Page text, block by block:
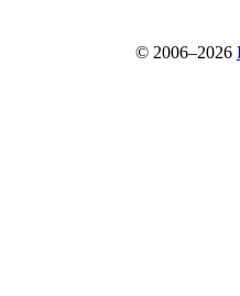
© 2006–2026